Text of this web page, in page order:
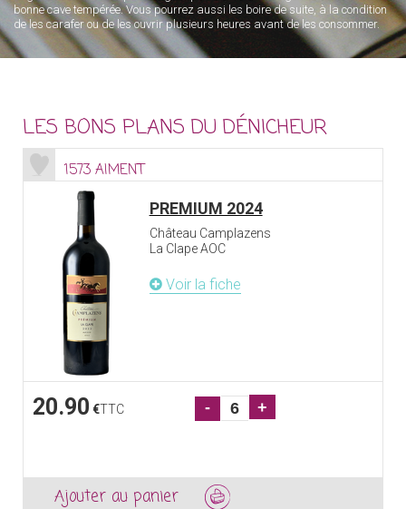
bonne cave tempérée. Vous pourrez aussi les boire de suite, à la condition
de les carafer ou de les ouvrir plusieurs heures avant de les consommer.
LES BONS PLANS DU DÉNICHEUR
1573 AIMENT
PREMIUM 2024
Château Camplazens
La Clape AOC
Voir la fiche
20.90 €TTC - +
Ajouter au panier